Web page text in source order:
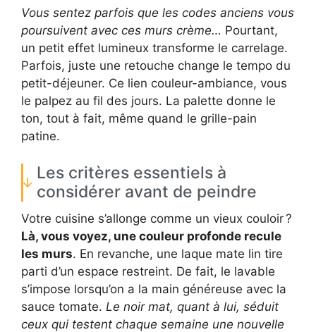
Vous sentez parfois que les codes anciens vous
poursuivent avec ces murs crème… Pourtant,
un petit effet lumineux transforme le carrelage.
Parfois, juste une retouche change le tempo du
petit-déjeuner. Ce lien couleur-ambiance, vous
le palpez au fil des jours. La palette donne le
ton, tout à fait, même quand le grille-pain
patine.
Les critères essentiels à
considérer avant de peindre
Votre cuisine s’allonge comme un vieux couloir ?
Là, vous voyez, une couleur profonde recule
les murs. En revanche, une laque mate lin tire
parti d’un espace restreint. De fait, le lavable
s’impose lorsqu’on a la main généreuse avec la
sauce tomate. Le noir mat, quant à lui, séduit
ceux qui testent chaque semaine une nouvelle